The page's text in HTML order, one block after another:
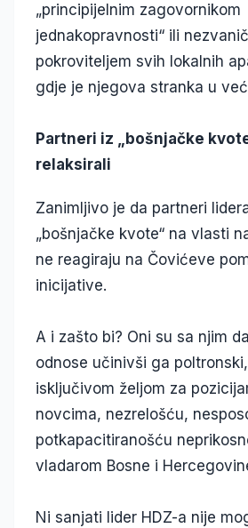
„principijelnim zagovornikom
jednakopravnosti“ ili
pokroviteljem svih lokalnih
gdje je njegova stranka u
Partneri iz „bošnjačke
relaksirali
Zanimljivo je da partneri
„bošnjačke kvote“ na vlasti
ne reagiraju na Čovićeve
inicijative.
A i zašto bi? Oni su sa njim
odnose učinivši ga
isključivom željom za
novcima, nezrelošću,
potkapacitiranošću
vladarom Bosne i
Ni sanjati lider HDZ-a nije